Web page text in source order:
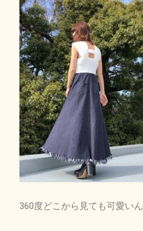
360度どこから見ても可愛い